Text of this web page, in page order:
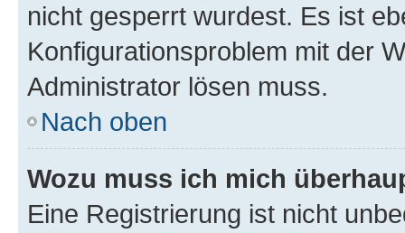
nicht gesperrt wurdest. Es ist
Konfigurationsproblem mit der
Administrator lösen muss.
Nach oben
Wozu muss ich mich
Eine Registrierung ist nicht